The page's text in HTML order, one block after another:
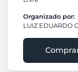
Organizado por:
LUIZ EDUARDO